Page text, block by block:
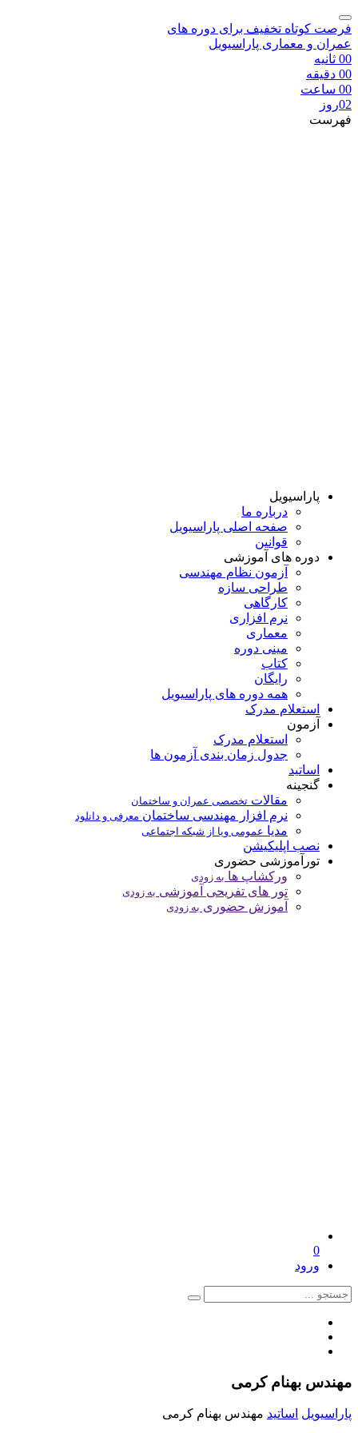
فرصت کوتاه تخفیف برای دوره های
عمران و معماری پاراسیویل
00 ثانیه
00 دقیقه
00 ساعت
02روز
فهرست
پاراسیویل
درباره ما
صفحه اصلی پاراسیویل
قوانین
دوره های آموزشی
آزمون نظام مهندسی
طراحی سازه
کارگاهی
نرم افزاری
معماری
مینی دوره
کتاب
رایگان
همه دوره‌ های پاراسیویل
استعلام مدرک
آزمون
استعلام مدرک
جدول زمان بندی آزمون ها
اساتید
گنجینه
مقالات تخصصی عمران و ساختمان
نرم افزار مهندسی ساختمان معرفی و دانلود
مدیا عمومی ویا از شبکه اجتماعی
نصب اپلیکیشن
تورآموزشی حضوری
ورکشاپ ها به زودی
تور های تفریحی آموزشی به زودی
آموزش حضوری به زودی
0
ورود
مهندس بهنام کرمی
پاراسیویل اساتید مهندس بهنام کرمی